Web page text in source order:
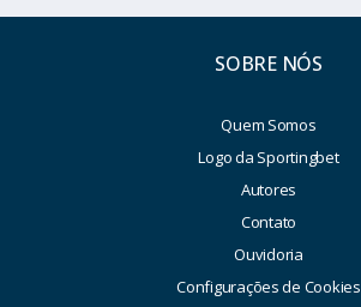
SOBRE NÓS
Quem Somos
Logo da Sportingbet
Autores
Contato
Ouvidoria
Configurações de Cookies